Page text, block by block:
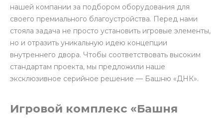
нашей компании за подбором оборудования для
своего премиального благоустройства. Перед нами
стояла задача не просто установить игровые элементы,
но и отразить уникальную идею концепции
внутреннего двора. Чтобы соответствовать высоким
стандартам проекта, мы предложили наше
эксклюзивное серийное решение — Башню «ДНК».
Игровой комплекс «Башня